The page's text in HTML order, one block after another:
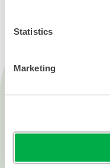
Statistics
Marketing
Reinraum
Alle Produkte